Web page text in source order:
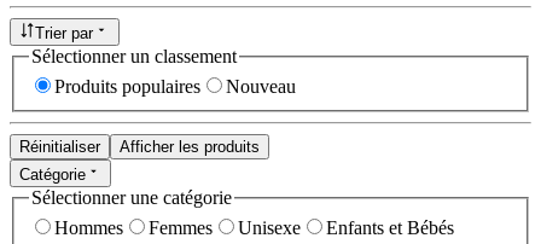
Trier par
Sélectionner un classement
Produits populaires
Nouveau
Réinitialiser
Afficher les produits
Catégorie
Sélectionner une catégorie
Hommes
Femmes Unisexe Enfants et Bébés